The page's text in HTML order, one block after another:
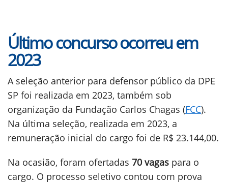
Último concurso ocorreu em
2023
A seleção anterior para defensor público da DPE
SP foi realizada em 2023, também sob
organização da Fundação Carlos Chagas (FCC).
Na última seleção, realizada em 2023, a
remuneração inicial do cargo foi de R$ 23.144,00.
Na ocasião, foram ofertadas 70 vagas para o
cargo. O processo seletivo contou com prova